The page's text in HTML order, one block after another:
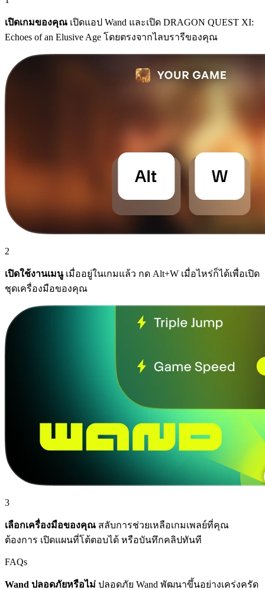
เปิดเกมของคุณ เปิดแอป Wand และเปิด DRAGON QUEST XI:
Echoes of an Elusive Age โดยตรงจากไลบรารีของคุณ
2
เปิดใช้งานเมนูเมื่ออยู่ในเกมแล้ว กด Alt+W เมื่อไหร่ก็ได้เพื่อเปิด
ชุดเครื่องมือของคุณ
3
เลือกเครื่องมือของคุณ สลับการช่วยเหลือเกมเพลย์ที่คุณ
ต้องการ เปิดแผนที่โต้ตอบได้ หรือบันทึกคลิปทันที
FAQs
Wand ปลอดภัยหรือไม่ ปลอดภัย Wand พัฒนาขึ้นอย่างเคร่งครัด